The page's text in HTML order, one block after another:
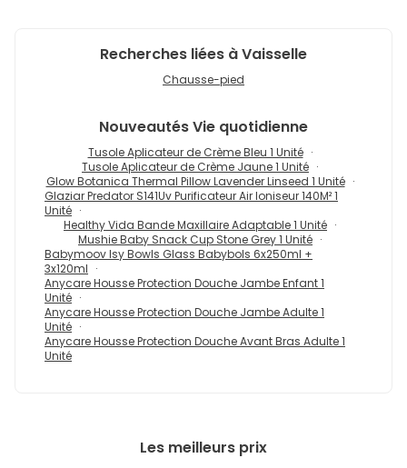
Recherches liées à Vaisselle
Chausse-pied
NouveautésVie quotidienne
Tusole Aplicateur de Crème Bleu 1 Unité
Tusole Aplicateur de Crème Jaune 1 Unité
Glow Botanica Thermal Pillow Lavender Linseed 1 Unité
Glaziar Predator S141Uv Purificateur Air Ioniseur 140M² 1
Unité
Healthy Vida Bande Maxillaire Adaptable 1 Unité
Mushie Baby Snack Cup Stone Grey 1 Unité
Babymoov Isy Bowls Glass Babybols 6x250ml +
3x120ml
Anycare Housse Protection Douche Jambe Enfant 1
Unité
Anycare Housse Protection Douche Jambe Adulte 1
Unité
Anycare Housse Protection Douche Avant Bras Adulte 1
Unité
Les meilleurs prix